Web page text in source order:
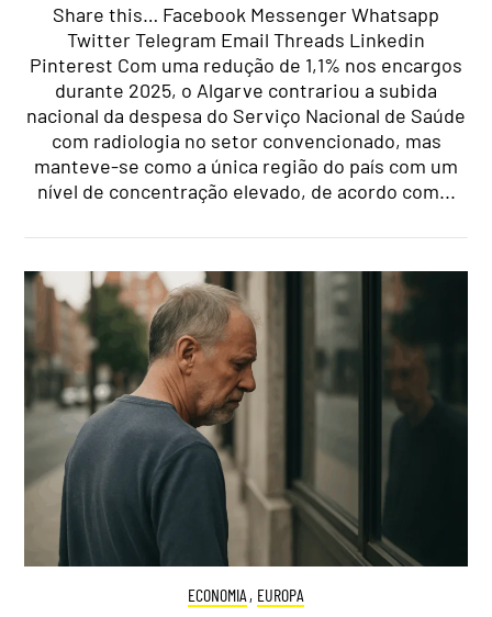
Share this… Facebook Messenger Whatsapp
Twitter Telegram Email Threads Linkedin
Pinterest Com uma redução de 1,1% nos encargos
durante 2025, o Algarve contrariou a subida
nacional da despesa do Serviço Nacional de Saúde
com radiologia no setor convencionado, mas
manteve-se como a única região do país com um
nível de concentração elevado, de acordo com...
ECONOMIA , EUROPA